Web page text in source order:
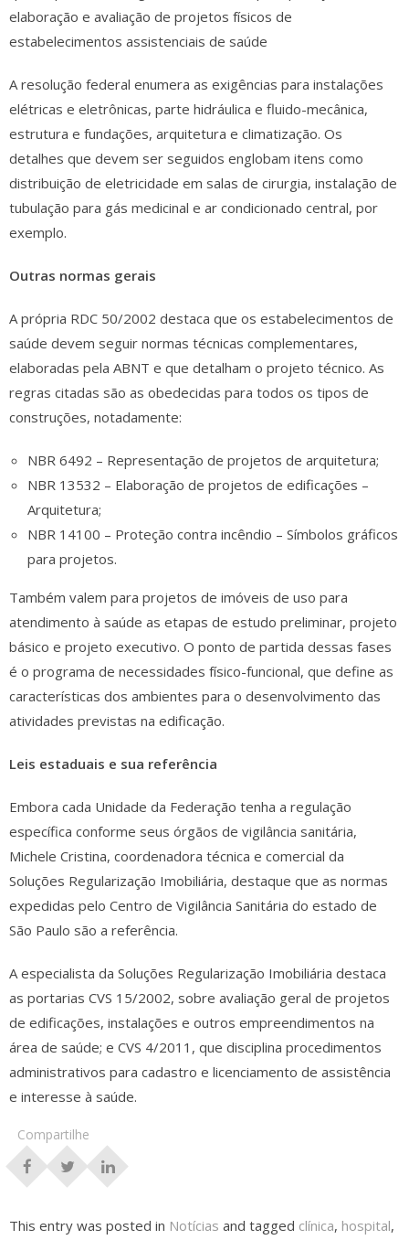
elaboração e avaliação de projetos físicos de
estabelecimentos assistenciais de saúde
A resolução federal enumera as exigências para instalações
elétricas e eletrônicas, parte hidráulica e fluido-mecânica,
estrutura e fundações, arquitetura e climatização. Os
detalhes que devem ser seguidos englobam itens como
distribuição de eletricidade em salas de cirurgia, instalação de
tubulação para gás medicinal e ar condicionado central, por
exemplo.
Outras normas gerais
A própria RDC 50/2002 destaca que os estabelecimentos de
saúde devem seguir normas técnicas complementares,
elaboradas pela ABNT e que detalham o projeto técnico. As
regras citadas são as obedecidas para todos os tipos de
construções, notadamente:
NBR 6492 – Representação de projetos de arquitetura;
NBR 13532 – Elaboração de projetos de edificações –
Arquitetura;
NBR 14100 – Proteção contra incêndio – Símbolos gráficos
para projetos.
Também valem para projetos de imóveis de uso para
atendimento à saúde as etapas de estudo preliminar, projeto
básico e projeto executivo. O ponto de partida dessas fases
é o programa de necessidades físico-funcional, que define as
características dos ambientes para o desenvolvimento das
atividades previstas na edificação.
Leis estaduais e sua referência
Embora cada Unidade da Federação tenha a regulação
específica conforme seus órgãos de vigilância sanitária,
Michele Cristina, coordenadora técnica e comercial da
Soluções Regularização Imobiliária, destaque que as normas
expedidas pelo Centro de Vigilância Sanitária do estado de
São Paulo são a referência.
A especialista da Soluções Regularização Imobiliária destaca
as portarias CVS 15/2002, sobre avaliação geral de projetos
de edificações, instalações e outros empreendimentos na
área de saúde; e CVS 4/2011, que disciplina procedimentos
administrativos para cadastro e licenciamento de assistência
e interesse à saúde.
Compartilhe
This entry was posted in Notícias and tagged clínica, hospital,